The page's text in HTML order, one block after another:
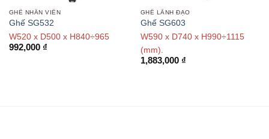
GHẾ NHÂN VIÊN
Ghế SG532
W520 x D500 x H840÷965
992,000 ₫
GHẾ LÃNH ĐẠO
Ghế SG603
W590 x D740 x H990÷1115
(mm).
1,883,000 ₫